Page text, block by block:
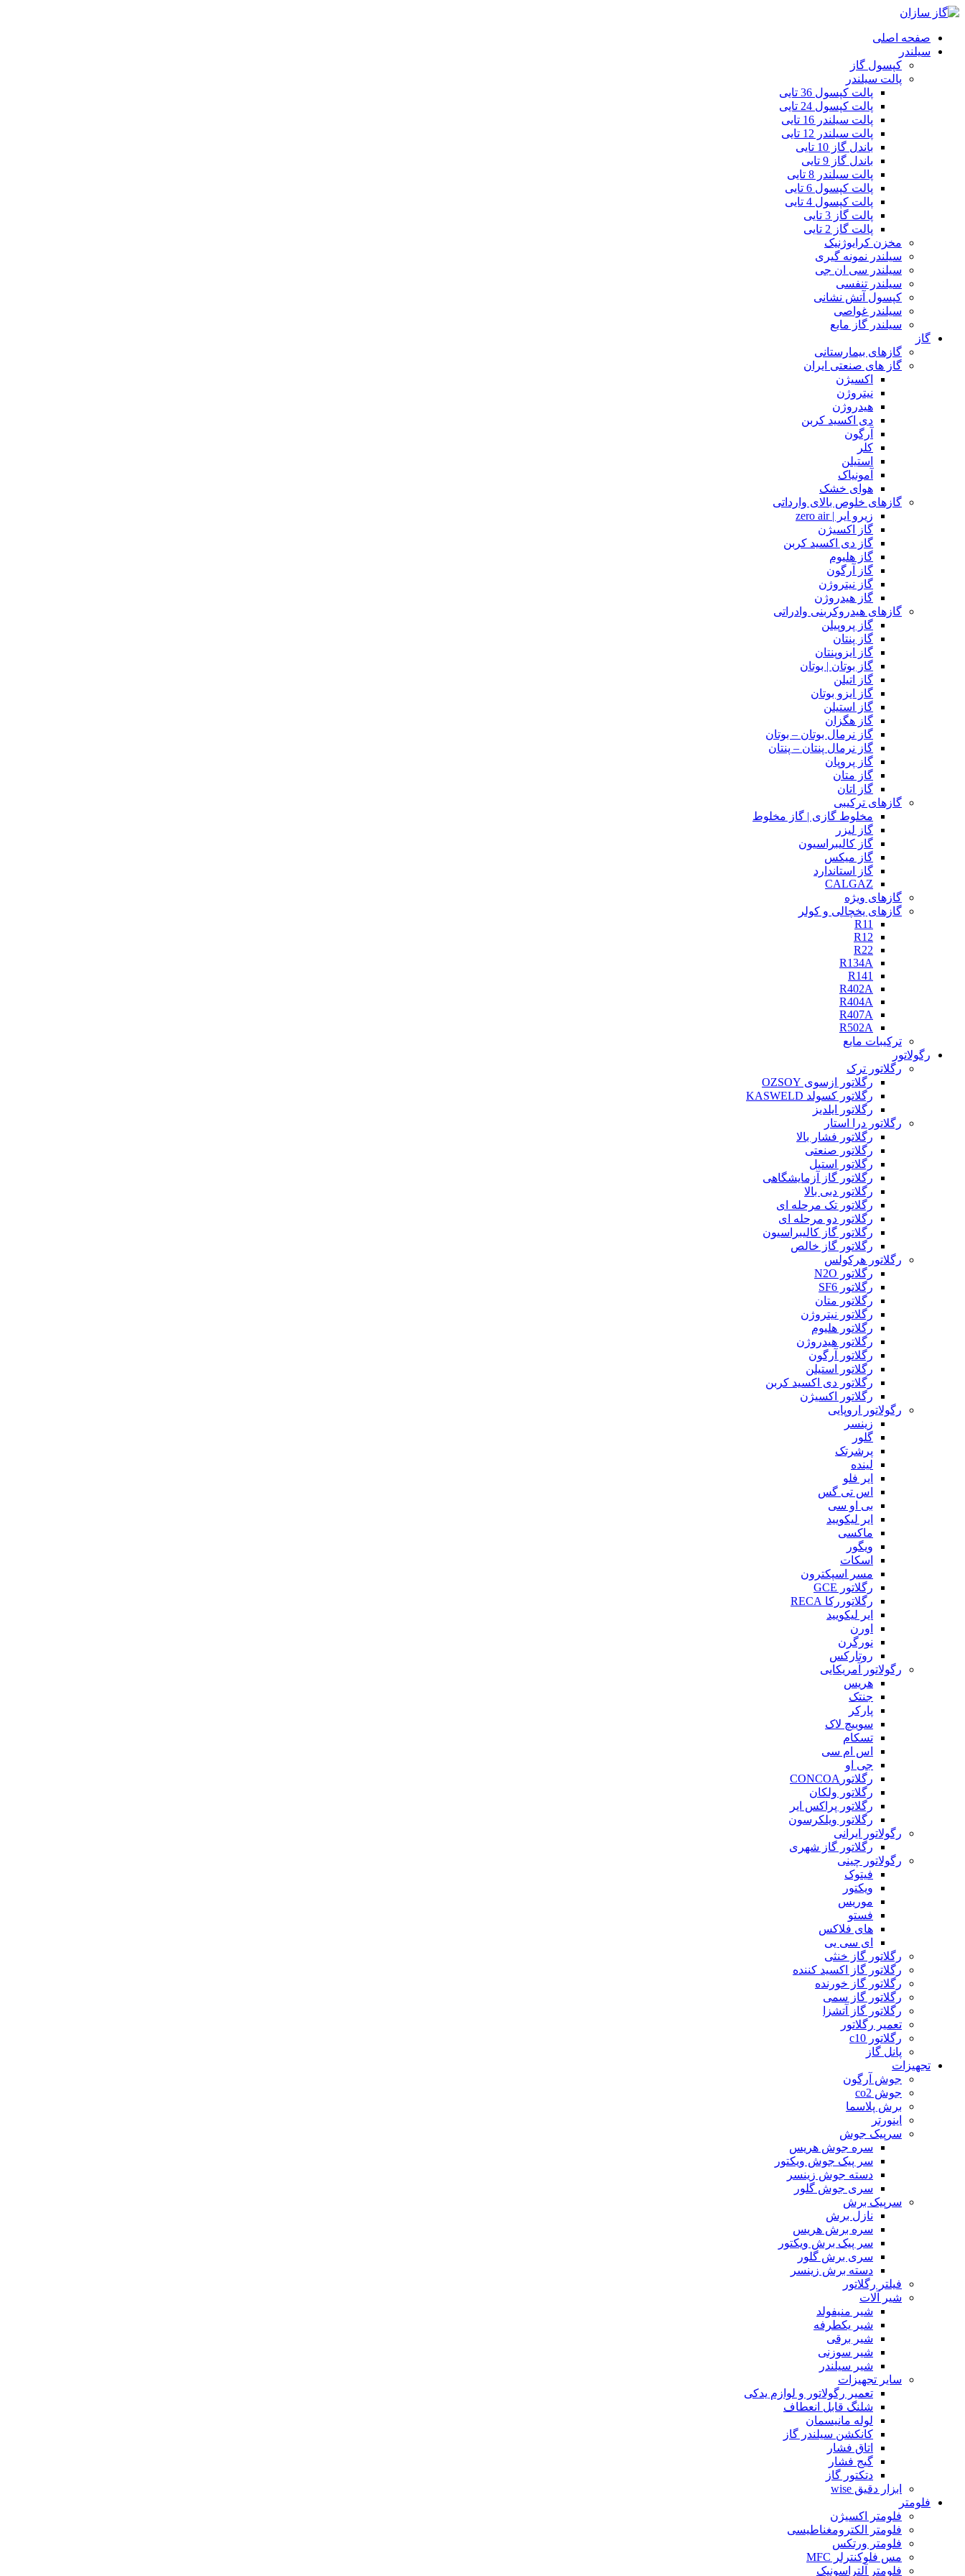
صفحه اصلی
سیلندر
کپسول گاز
پالت سیلندر
پالت کپسول 36 تایی
پالت کپسول 24 تایی
پالت سیلندر 16 تایی
پالت سیلندر 12 تایی
باندل گاز 10 تایی
باندل گاز 9 تایی
پالت سیلندر 8 تایی
پالت کپسول 6 تایی
پالت کپسول 4 تایی
پالت گاز 3 تایی
پالت گاز 2 تایی
مخزن کرایوژنیک
سیلندر نمونه گیری
سیلندر سی ان جی
سیلندر تنفسی
کپسول آتش نشانی
سیلندر غواصی
سیلندر گاز مایع
گاز
گازهای بیمارستانی
گاز های صنعتی ایران
اکسیژن
نیتروژن
هیدروژن
دی اکسید کربن
آرگون
کلر
استیلن
آمونیاک
هوای خشک
گازهای خلوص بالای وارداتی
زیرو ایر | zero air
گاز اکسیژن
گاز دی اکسید کربن
گاز هلیوم
گاز آرگون
گاز نیتروژن
گاز هیدروژن
گازهای هیدروکربنی وادراتی
گاز پروپیلن
گاز پنتان
گاز ایزوپنتان
گاز بوتان | بوتان
گاز اتیلن
گاز ایزو بوتان
گاز استیلن
گاز هگزان
گاز نرمال بوتان – بوتان
گاز نرمال پنتان – پنتان
گاز پروپان
گاز متان
گاز اتان
گازهای ترکیبی
مخلوط گازی | گاز مخلوط
گاز لیزر
گاز کالیبراسیون
گاز میکس
گاز استاندارد
CALGAZ
گازهای ویژه
گازهای یخچالی و کولر
R11
R12
R22
R134A
R141
R402A
R404A
R407A
R502A
ترکیبات مایع
رگولاتور
رگلاتور ترک
رگلاتور ازسوی OZSOY
رگلاتور کسولد KASWELD
رگلاتور ایلدیز
رگلاتور درا استار
رگلاتور فشار بالا
رگلاتور صنعتی
رگلاتور استیل
رگلاتور گاز آزمایشگاهی
رگلاتور دبی بالا
رگلاتور تک مرحله ای
رگلاتور دو مرحله ای
رگلاتور گاز کالیبراسیون
رگلاتور گاز خالص
رگلاتور هرکولس
رگلاتور N2O
رگلاتور SF6
رگلاتور متان
رگلاتور نیتروژن
رگلاتور هلیوم
رگلاتور هیدروژن
رگلاتور آرگون
رگلاتور استیلن
رگلاتور دی اکسید کربن
رگلاتور اکسیژن
رگولاتور اروپایی
زینسر
گلور
پرشرتک
لینده
ایر فلو
اس تی گس
بی او سی
ایر لیکویید
ماکسی
ویگور
اسکات
مسر اسپکترون
رگلاتور GCE
رگلاتوررکا RECA
ایر لیکویید
اورن
نورگرن
روتارکس
رگولاتور آمریکایی
هریس
جنتک
پارکر
سوییچ لاک
تسکام
اس ام سی
جی او
رگلاتورCONCOA
رگلاتور ولکان
رگلاتور پراکس ایر
رگلاتور ویلکرسون
رگولاتور ایرانی
رگلاتور گاز شهری
رگولاتور چینی
فیتوک
ویکتور
موریس
فستو
های فلاکس
ای سی یی
رگلاتور گاز خنثی
رگلاتور گاز اکسید کننده
رگلاتور گاز خورنده
رگلاتور گاز سمی
رگلاتور گاز آتشزا
تعمیر رگلاتور
رگلاتور c10
پانل گاز
تجهیزات
جوش آرگون
جوش co2
برش پلاسما
اینورتر
سرپیک جوش
سره جوش هریس
سر پیک جوش ویکتور
دسته جوش زینسر
سری جوش گلور
سرپیک برش
نازل برش
سره برش هریس
سر پیک برش ویکتور
سری برش گلور
دسته برش زینسر
فیلتر رگلاتور
شیر آلات
شیر منیفولد
شیر یکطرفه
شیر برقی
شیر سوزنی
شیر سیلندر
سایر تجهیزات
تعمیر رگولاتور و لوازم یدکی
شلنگ قابل انعطاف
لوله مانیسمان
کانکشن سیلندر گاز
اتاق فشار
گیج فشار
دتکتور گاز
ابزار دقیق wise
فلومتر
فلومتر اکسیژن
فلومتر الکترومغناطیسی
فلومتر ورتکس
مس فلوکنترلر MFC
فلومتر آلتراسونیک